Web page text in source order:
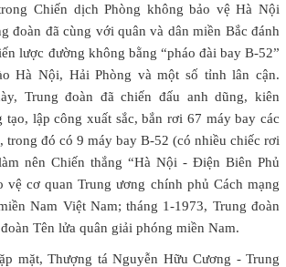
Chiến dịch Phòng không bảo vệ Hà Nội
đoàn đã cùng với quân và dân miền Bắc đánh
lược đường không bằng “pháo đài bay B-52”
Hà Nội, Hải Phòng và một số tỉnh lân cận.
Trung đoàn đã chiến đấu anh dũng, kiên
tạo, lập công xuất sắc, bắn rơi 67 máy bay các
trong đó có 9 máy bay B-52 (có nhiều chiếc rơi
nên Chiến thắng “Hà Nội - Điện Biên Phủ
vệ cơ quan Trung ương chính phủ Cách mạng
Nam Việt Nam; tháng 1-1973, Trung đoàn
Tên lửa quân giải phóng miền Nam.
mặt, Thượng tá Nguyễn Hữu Cương - Trung